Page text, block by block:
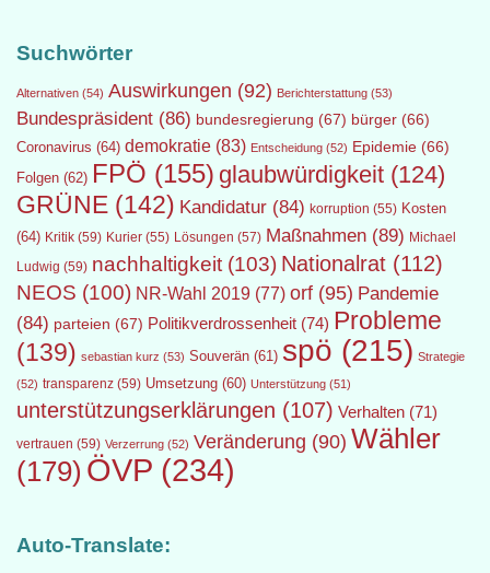
Suchwörter
Alternativen (54) Auswirkungen (92) Berichterstattung (53)
Bundespräsident (86) bundesregierung (67) bürger (66)
Coronavirus (64) demokratie (83) Entscheidung (52) Epidemie (66)
Folgen (62) FPÖ (155) glaubwürdigkeit (124)
GRÜNE (142) Kandidatur (84) korruption (55) Kosten
(64) Kritik (59) Kurier (55) Lösungen (57) Maßnahmen (89) Michael
Ludwig (59) nachhaltigkeit (103) Nationalrat (112)
NEOS (100) NR-Wahl 2019 (77) orf (95) Pandemie
(84) parteien (67) Politikverdrossenheit (74) Probleme
(139) sebastian kurz (53) Souverän (61) spö (215) Strategie
(52) transparenz (59) Umsetzung (60) Unterstützung (51)
unterstützungserklärungen (107) Verhalten (71)
vertrauen (59) Verzerrung (52) Veränderung (90) Wähler
(179) ÖVP (234)
Auto-Translate: